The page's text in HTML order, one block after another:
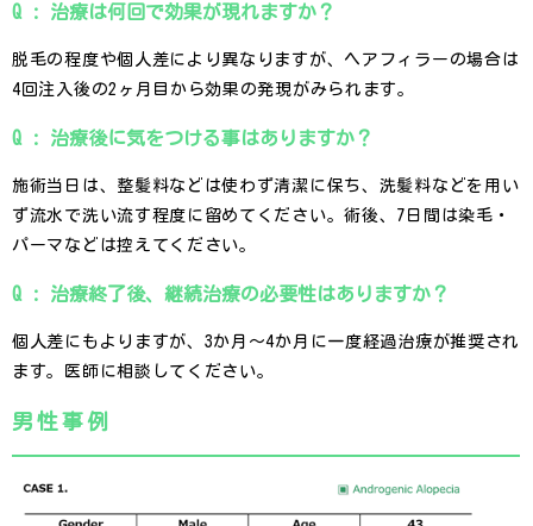
Q : 治療は何回で効果が現れますか？
脱毛の程度や個人差により異なりますが、ヘアフィラーの場合は
4回注入後の2ヶ月目から効果の発現がみられます。
Q : 治療後に気をつける事はありますか？
施術当日は、整髪料などは使わず清潔に保ち、洗髪料などを用い
ず流水で洗い流す程度に留めてください。術後、7日間は染毛・
パーマなどは控えてください。
Q : 治療終了後、継続治療の必要性はありますか？
個人差にもよりますが、3か月～4か月に一度経過治療が推奨され
ます。医師に相談してください。
男性事例